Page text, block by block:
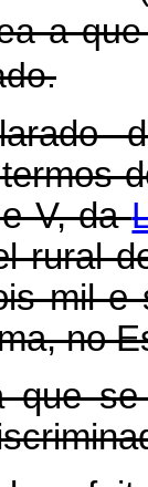
a
V, da
rural
mil e
no